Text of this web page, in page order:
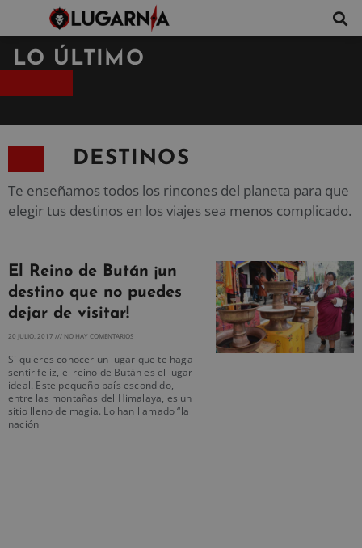
LO ÚLTIMO
DESTINOS
Te enseñamos todos los rincones del planeta para que
elegir tus destinos en los viajes sea menos complicado.
El Reino de Bután ¡un
destino que no puedes
dejar de visitar!
20 JULIO, 2017 NO HAY COMENTARIOS
Si quieres conocer un lugar que te haga
sentir feliz, el reino de Bután es el lugar
ideal. Este pequeño país escondido,
entre las montañas del Himalaya, es un
sitio lleno de magia. Lo han llamado “la
nación